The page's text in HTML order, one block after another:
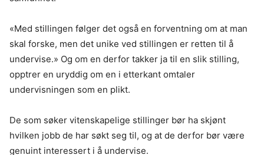
«Med stillingen følger det også en forventning om at man
skal forske, men det unike ved stillingen er retten til å
undervise.» Og om en derfor takker ja til en slik stilling,
opptrer en uryddig om en i etterkant omtaler
undervisningen som en plikt.
De som søker vitenskapelige stillinger bør ha skjønt
hvilken jobb de har søkt seg til, og at de derfor bør være
genuint interessert i å undervise.